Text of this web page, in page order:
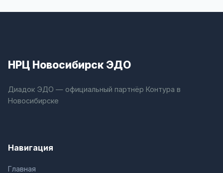
НРЦ Новосибирск ЭДО
Диадок ЭДО — официальный партнёр Контура в
Новосибирске
Навигация
Главная